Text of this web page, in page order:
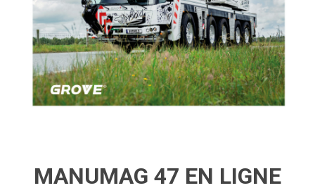
MANUMAG 47 EN LIGNE